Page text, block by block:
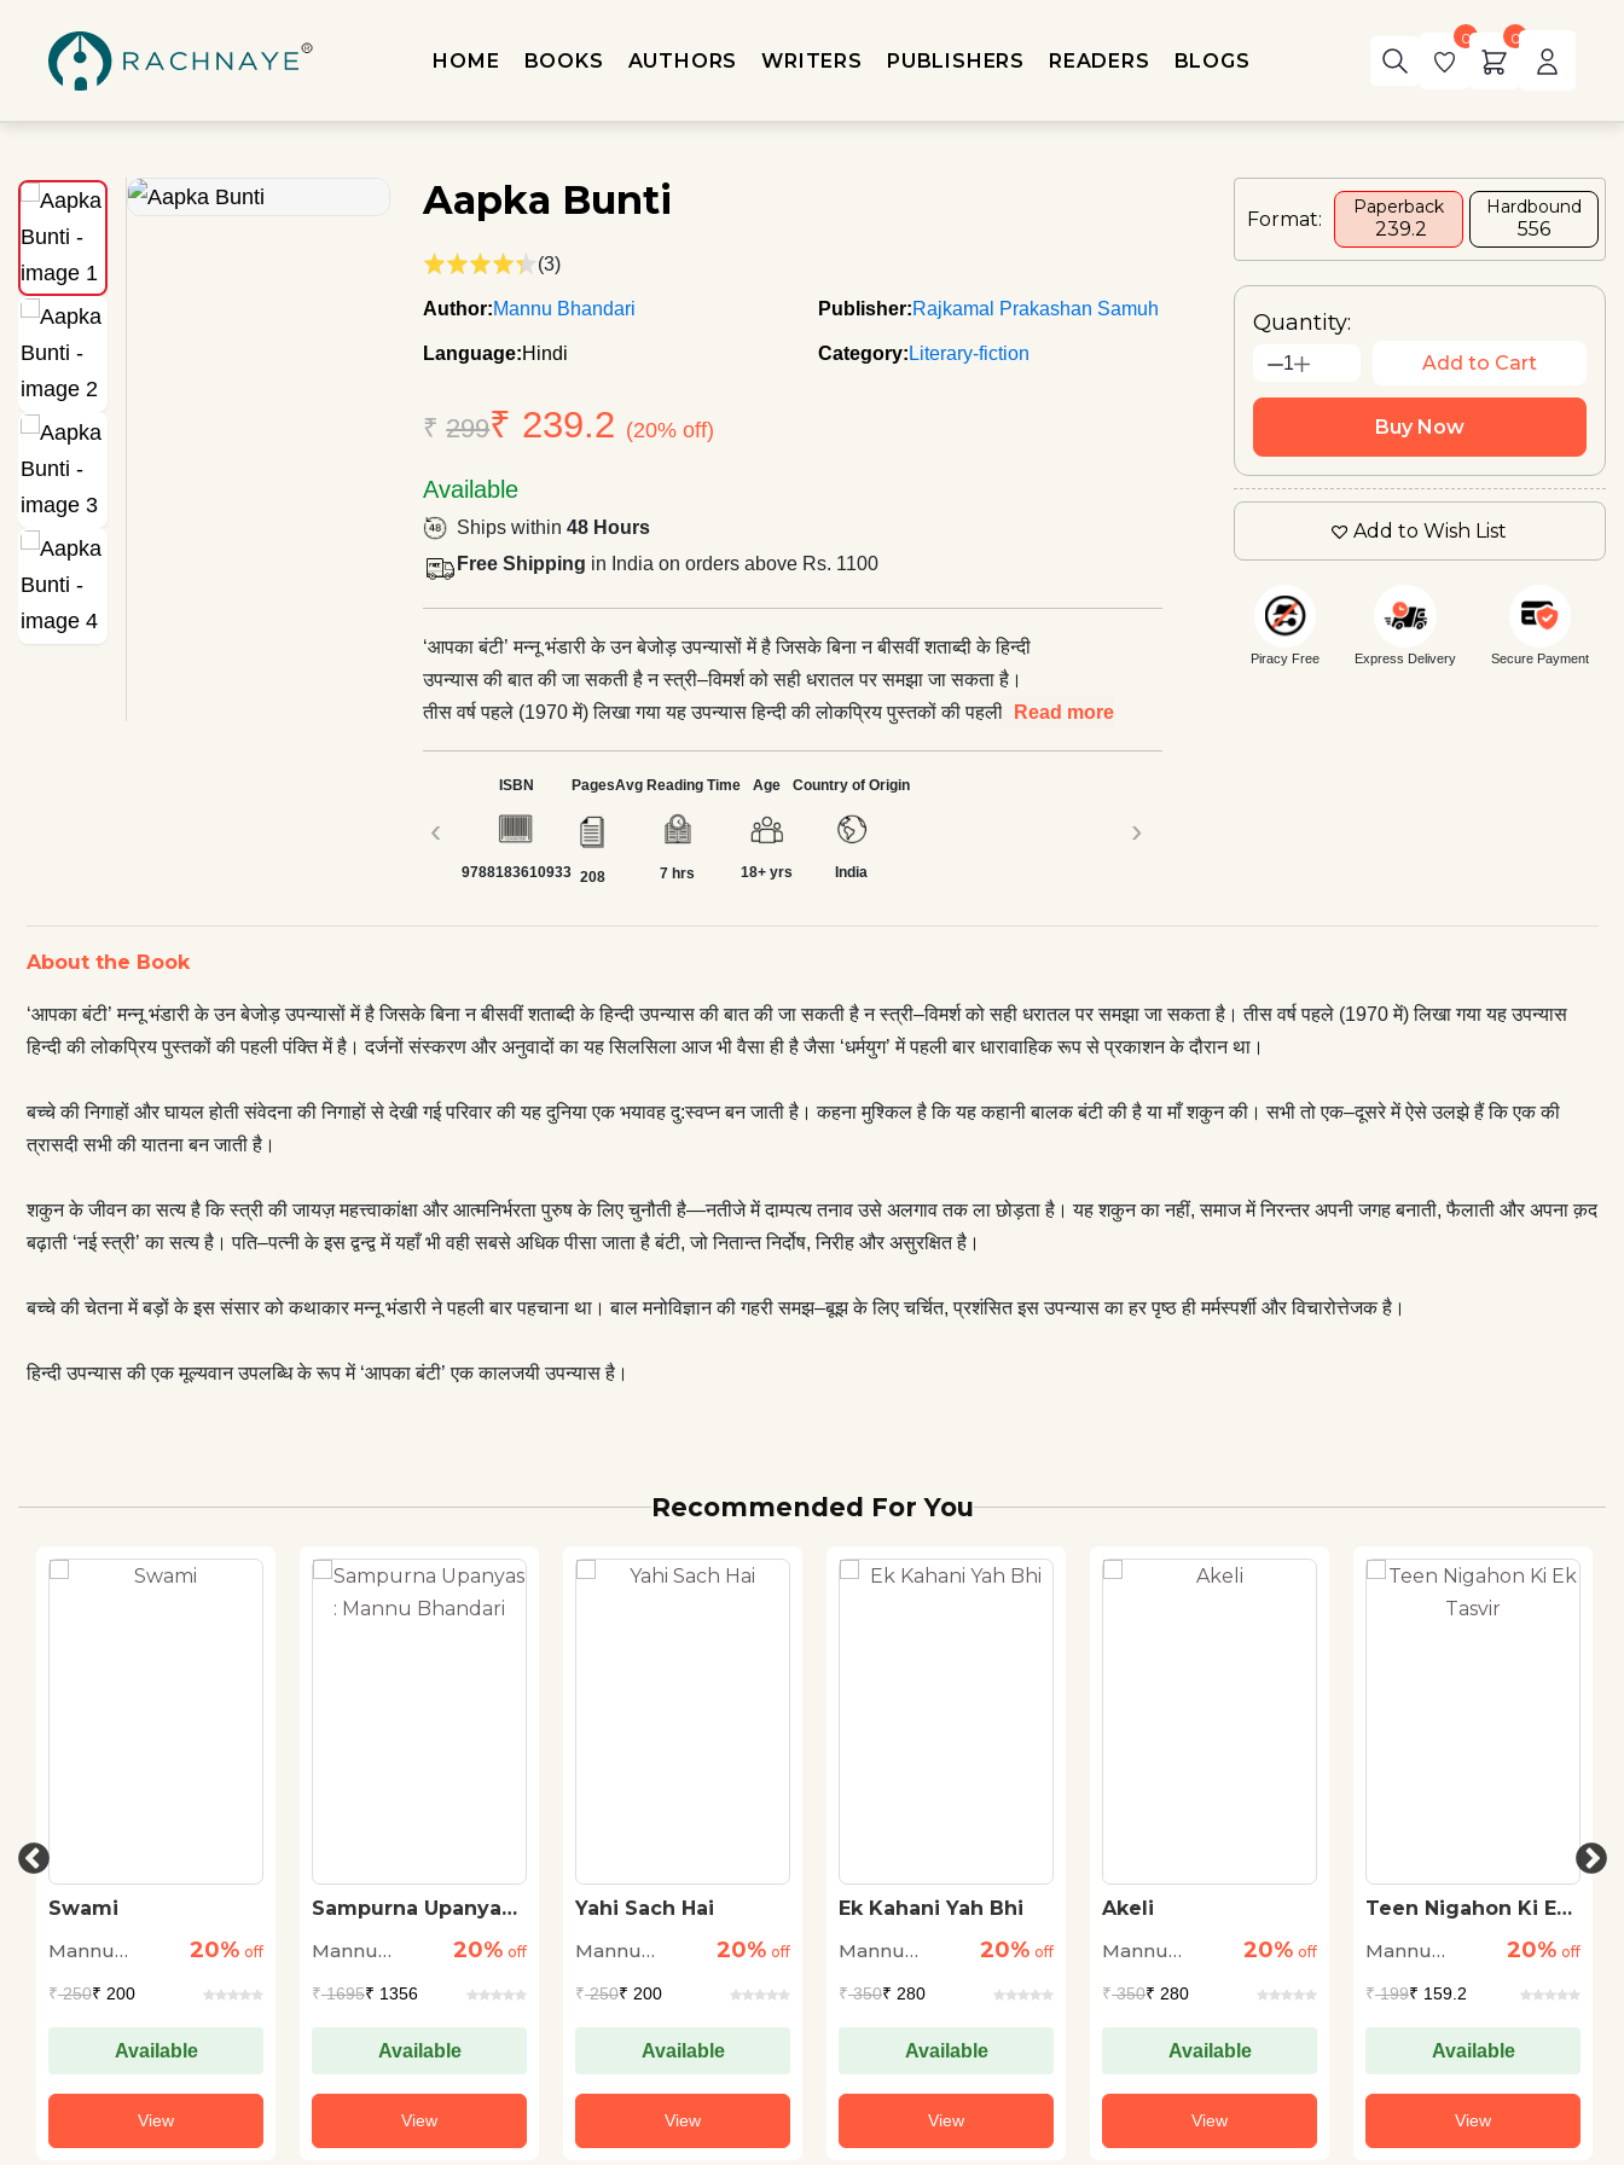
HOME BOOKS AUTHORS WRITERS PUBLISHERS READERS BLOGS
0 0
Aapka Bunti
(3)
Author:Mannu Bhandari Publisher:Rajkamal Prakashan Samuh
Language:Hindi Category: Literary-fiction
₹299₹ 239.2 (20% off)
Available
Ships within48 Hours
Free Shipping in India on orders above Rs. 1100
‘आपका बंटी’ मन्नू भंडारी के उन बेजोड़ उपन्यासों में है जिसके बिना न बीसवीं शताब्दी के हिन्दी
उपन्यास की बात की जा सकती है न स्त्री–विमर्श को सही धरातल पर समझा जा सकता है।
तीस वर्ष पहले (1970 में) लिखा गया यह उपन्यास हिन्दी की लोकप्रिय पुस्तकों की पहली पंक्ति
बार धारावाहिक रूप से प्रकाशन के दौरान था। बच्चे की निगाहों और घायल होती संवेदना की
निगाहों से देखी गई परिवार की यह दुनिया एक भयावह दु:स्वप्न बन जाती है। कहना मुश्किल है कि
यह कहानी बालक बंटी की है या माँ शकुन की। सभी तो एक–दूसरे में ऐसे उलझे हैं कि एक की
त्रासदी सभी की यातना बन जाती है। शकुन के जीवन का सत्य है कि स्त्री की जायज़
बंटी, जो नितान्त निर्दोष, निरीह और असुरक्षित है। बच्चे की चेतना में बड़ों के इस संसार को
कथाकार मन्नू भंडारी ने पहली बार पहचाना था। बाल मनोविज्ञान की गहरी समझ–बूझ के लिए
एक मूल्यवान उपलब्धि के रूप में ‘आपका बंटी’ एक कालजयी उपन्यास है।
Read more
‹
ISBN
9788183610933
Pages
208
Avg Reading Time
7 hrs
Age
18+ yrs
Country of Origin
India
›
Format:
Paperback
₹ 239.2
Hardbound
₹556
Quantity:
1 Add to Cart
Buy Now
Add to Wish List
Piracy Free Express Delivery Secure Payment
About the Book
‘आपका बंटी’ मन्नू भंडारी के उन बेजोड़ उपन्यासों में है जिसके बिना न बीसवीं शताब्दी के हिन्दी उपन्यास की बात की जा सकती है न स्त्री–विमर्श को सही धरातल पर समझा जा सकता है। तीस वर्ष पहले (1970 में) लिखा गया यह उपन्यास
हिन्दी की लोकप्रिय पुस्तकों की पहली पंक्ति में है। दर्जनों संस्करण और अनुवादों का यह सिलसिला आज भी वैसा ही है जैसा ‘धर्मयुग’ में पहली बार धारावाहिक रूप से प्रकाशन के दौरान था।
बच्चे की निगाहों और घायल होती संवेदना की निगाहों से देखी गई परिवार की यह दुनिया एक भयावह दु:स्वप्न बन जाती है। कहना मुश्किल है कि यह कहानी बालक बंटी की है या माँ शकुन की। सभी तो एक–दूसरे में ऐसे उलझे हैं कि एक की
त्रासदी सभी की यातना बन जाती है।
शकुन के जीवन का सत्य है कि स्त्री की जायज़ महत्त्वाकांक्षा और आत्मनिर्भरता पुरुष के लिए चुनौती है—नतीजे में दाम्पत्य तनाव उसे अलगाव तक ला छोड़ता है। यह शकुन का नहीं, समाज में निरन्तर अपनी जगह बनाती, फैलाती और अपना क़द
बढ़ाती ‘नई स्त्री’ का सत्य है। पति–पत्नी के इस द्वन्द्व में यहाँ भी वही सबसे अधिक पीसा जाता है बंटी, जो नितान्त निर्दोष, निरीह और असुरक्षित है।
बच्चे की चेतना में बड़ों के इस संसार को कथाकार मन्नू भंडारी ने पहली बार पहचाना था। बाल मनोविज्ञान की गहरी समझ–बूझ के लिए चर्चित, प्रशंसित इस उपन्यास का हर पृष्ठ ही मर्मस्पर्शी और विचारोत्तेजक है।
हिन्दी उपन्यास की एक मूल्यवान उपलब्धि के रूप में ‘आपका बंटी’ एक कालजयी उपन्यास है।
Recommended For You
Swami
Mannu
20% off
₹250₹ 200
Available
View
Sampurna Upanyas :
Mannu
20% off
₹1695₹ 1356
Available
View
Yahi Sach Hai
Mannu
20% off
₹250₹ 200
Available
View
Ek Kahani Yah Bhi
Mannu
20% off
₹350₹ 280
Available
View
Akeli
Mannu
20% off
₹350₹ 280
Available
View
Teen Nigahon Ki Ek
Mannu
20% off
₹199₹ 159.2
Available
View